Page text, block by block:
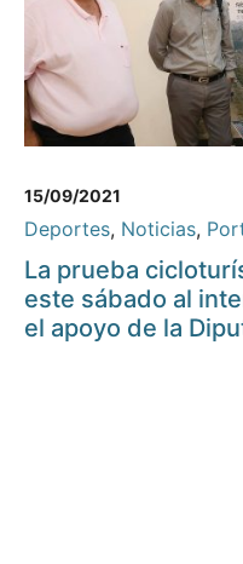
15/09/2021
Deportes, Noticias,
La prueba
este sábado al
el apoyo de la